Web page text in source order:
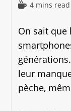
Temps
lecture :
4 mins read
On sait que
leur
pèche,